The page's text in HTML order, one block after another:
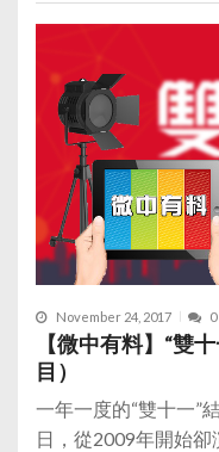
November 24, 2017 0
【微中有料】“雙
目）
一年一度的“雙十一”
日，從2009年開始卻